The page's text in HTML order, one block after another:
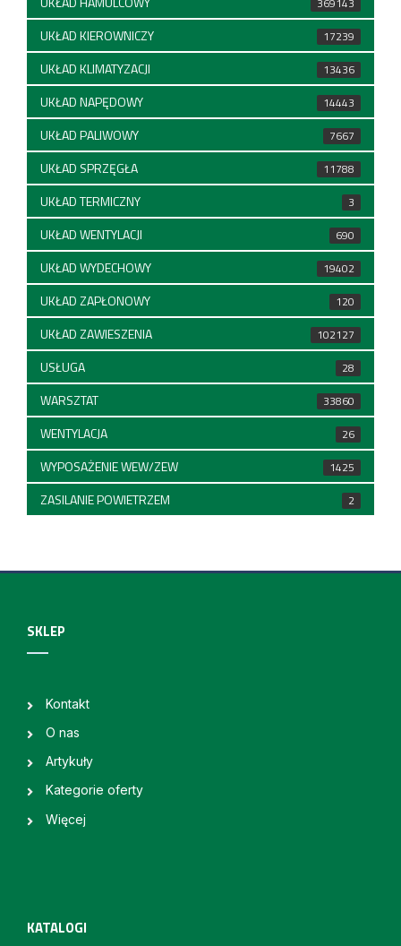
UKŁAD KIEROWNICZY 17239
UKŁAD KLIMATYZACJI 13436
UKŁAD NAPĘDOWY 14443
UKŁAD PALIWOWY 7667
UKŁAD SPRZĘGŁA 11788
UKŁAD TERMICZNY 3
UKŁAD WENTYLACJI 690
UKŁAD WYDECHOWY 19402
UKŁAD ZAPŁONOWY 120
UKŁAD ZAWIESZENIA 102127
USŁUGA 28
WARSZTAT 33860
WENTYLACJA 26
WYPOSAŻENIE WEW/ZEW 1425
ZASILANIE POWIETRZEM 2
SKLEP
Kontakt
O nas
Artykuły
Kategorie oferty
Więcej
KATALOGI